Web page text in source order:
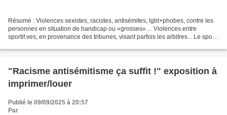
Résumé : Violences sexistes, racistes, antisémites, lgbt+phobes, contre les
personnes en situation de handicap ou «grosses»… Violences entre
sportif.ves, en provenance des tribunes, visant parfois les arbitres... Le sport,
"Racisme antisémitisme ça suffit !" exposition à
imprimer/louer
Publié le 09/09/2025 à 20:57
Par